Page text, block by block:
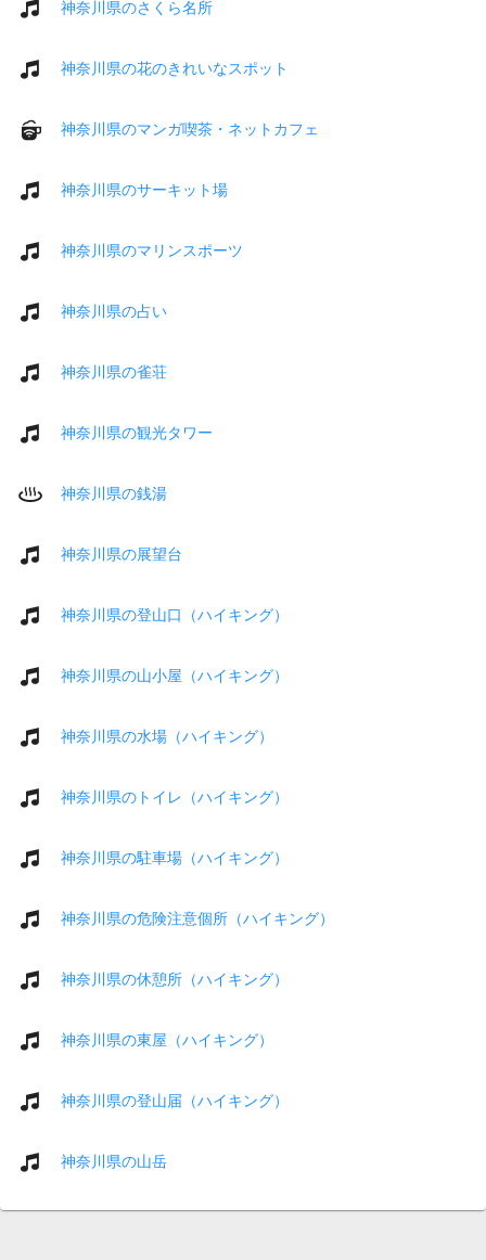
神奈川県のさくら名所
神奈川県の花のきれいなスポット
神奈川県のマンガ喫茶・ネットカフェ
神奈川県のサーキット場
神奈川県のマリンスポーツ
神奈川県の占い
神奈川県の雀荘
神奈川県の観光タワー
神奈川県の銭湯
神奈川県の展望台
神奈川県の登山口（ハイキング）
神奈川県の山小屋（ハイキング）
神奈川県の水場（ハイキング）
神奈川県のトイレ（ハイキング）
神奈川県の駐車場（ハイキング）
神奈川県の危険注意個所（ハイキング）
神奈川県の休憩所（ハイキング）
神奈川県の東屋（ハイキング）
神奈川県の登山届（ハイキング）
神奈川県の山岳